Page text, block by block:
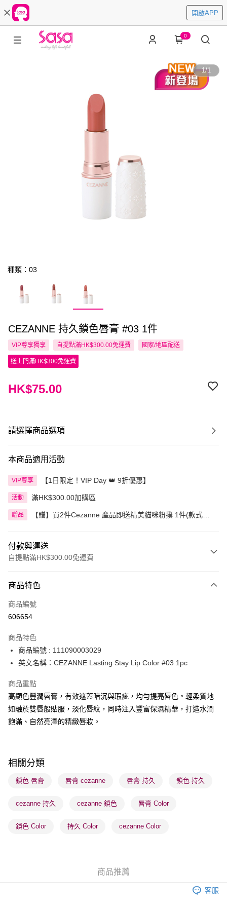
開啟APP
0
1/1
種類：03
CEZANNE 持久鎖色唇膏 #03 1件
VIP尊享獨享 自提點滿HK$300.00免運費 國家/地區配送
送上門滿HK$300免運費
HK$75.00
請選擇商品選項
本商品適用活動
VIP尊享 【1日限定！VIP Day 👑 9折優惠】
活動 滿HK$300.00加購區
贈品
【贈】買2件Cezanne 產品即送精美貓咪粉撲 1件(款式隨
付款與運送
自提點滿HK$300.00免運費
信用卡
Apple Pay
PayMe
WeChat Pay
BoC Pay
送貨方式
順豐自助櫃 - 確認發貨後1-3個工作天送達
順豐站及營業點 - 確認發貨後1-3個工作天送達
物流公司進行物流配送
商品特色
商品編號
606654
商品特色
商品編號 : 111090003029
英文名稱：CEZANNE Lasting Stay Lip Color #03 1pc
商品重點
高顯色豐潤唇膏，有效遮蓋暗沉與瑕疵，均勻提亮唇色。輕柔質地
如融於雙唇般貼服，淡化唇紋，同時注入豐富保濕精華，打造水潤
飽滿、自然亮澤的精緻唇妝。
相關分類
鎖色 唇膏 唇膏 cezanne 唇膏 持久 鎖色 持久
cezanne 持久 cezanne 鎖色 唇膏 Color
鎖色 Color 持久 Color cezanne Color
商品推薦
客服